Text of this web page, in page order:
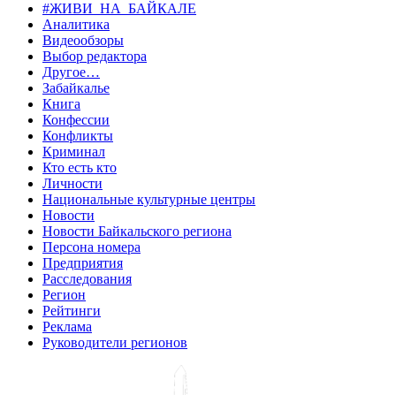
#ЖИВИ_НА_БАЙКАЛЕ
Аналитика
Видеообзоры
Выбор редактора
Другое…
Забайкалье
Книга
Конфессии
Конфликты
Криминал
Кто есть кто
Личности
Национальные культурные центры
Новости
Новости Байкальского региона
Персона номера
Предприятия
Расследования
Регион
Рейтинги
Реклама
Руководители регионов